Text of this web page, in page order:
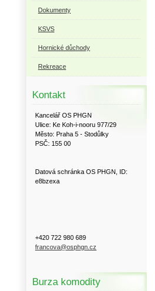
Dokumenty
KSVS
Hornické důchody
Rekreace
Kontakt
Kancelář OS PHGN
Ulice: Ke Koh-i-nooru 977/29
Město: Praha 5 - Stodůlky
PSČ: 155 00
Datová schránka OS PHGN, ID:
e8bzexa
+420 722 980 689
francova@osphgn.cz
Burza komodity